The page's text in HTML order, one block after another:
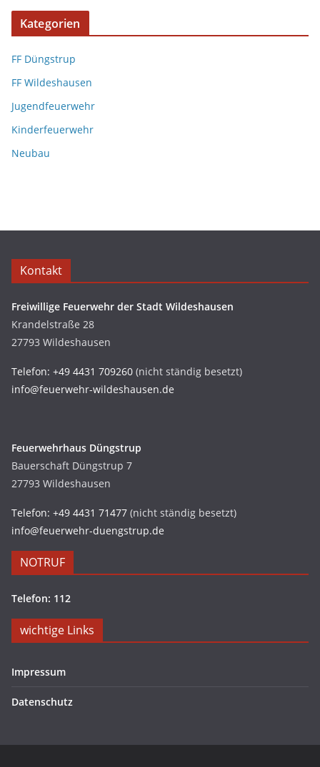
c
v
Kategorien
FF Düngstrup
FF Wildeshausen
Jugendfeuerwehr
Kinderfeuerwehr
Neubau
Kontakt
Freiwillige Feuerwehr der Stadt Wildeshausen
Krandelstraße 28
27793 Wildeshausen
Telefon: +49 4431 709260 (nicht ständig besetzt)
info@feuerwehr-wildeshausen.de
Feuerwehrhaus Düngstrup
Bauerschaft Düngstrup 7
27793 Wildeshausen
Telefon: +49 4431 71477 (nicht ständig besetzt)
info@feuerwehr-duengstrup.de
NOTRUF
Telefon: 112
wichtige Links
Impressum
Datenschutz